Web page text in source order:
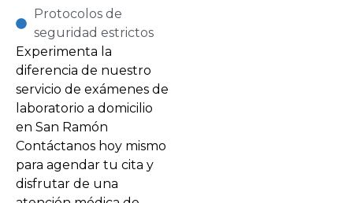
Protocolos de
seguridad estrictos
Experimenta la
diferencia de nuestro
servicio de exámenes de
laboratorio a domicilio
en San Ramón
Contáctanos hoy mismo
para agendar tu cita y
disfrutar de una